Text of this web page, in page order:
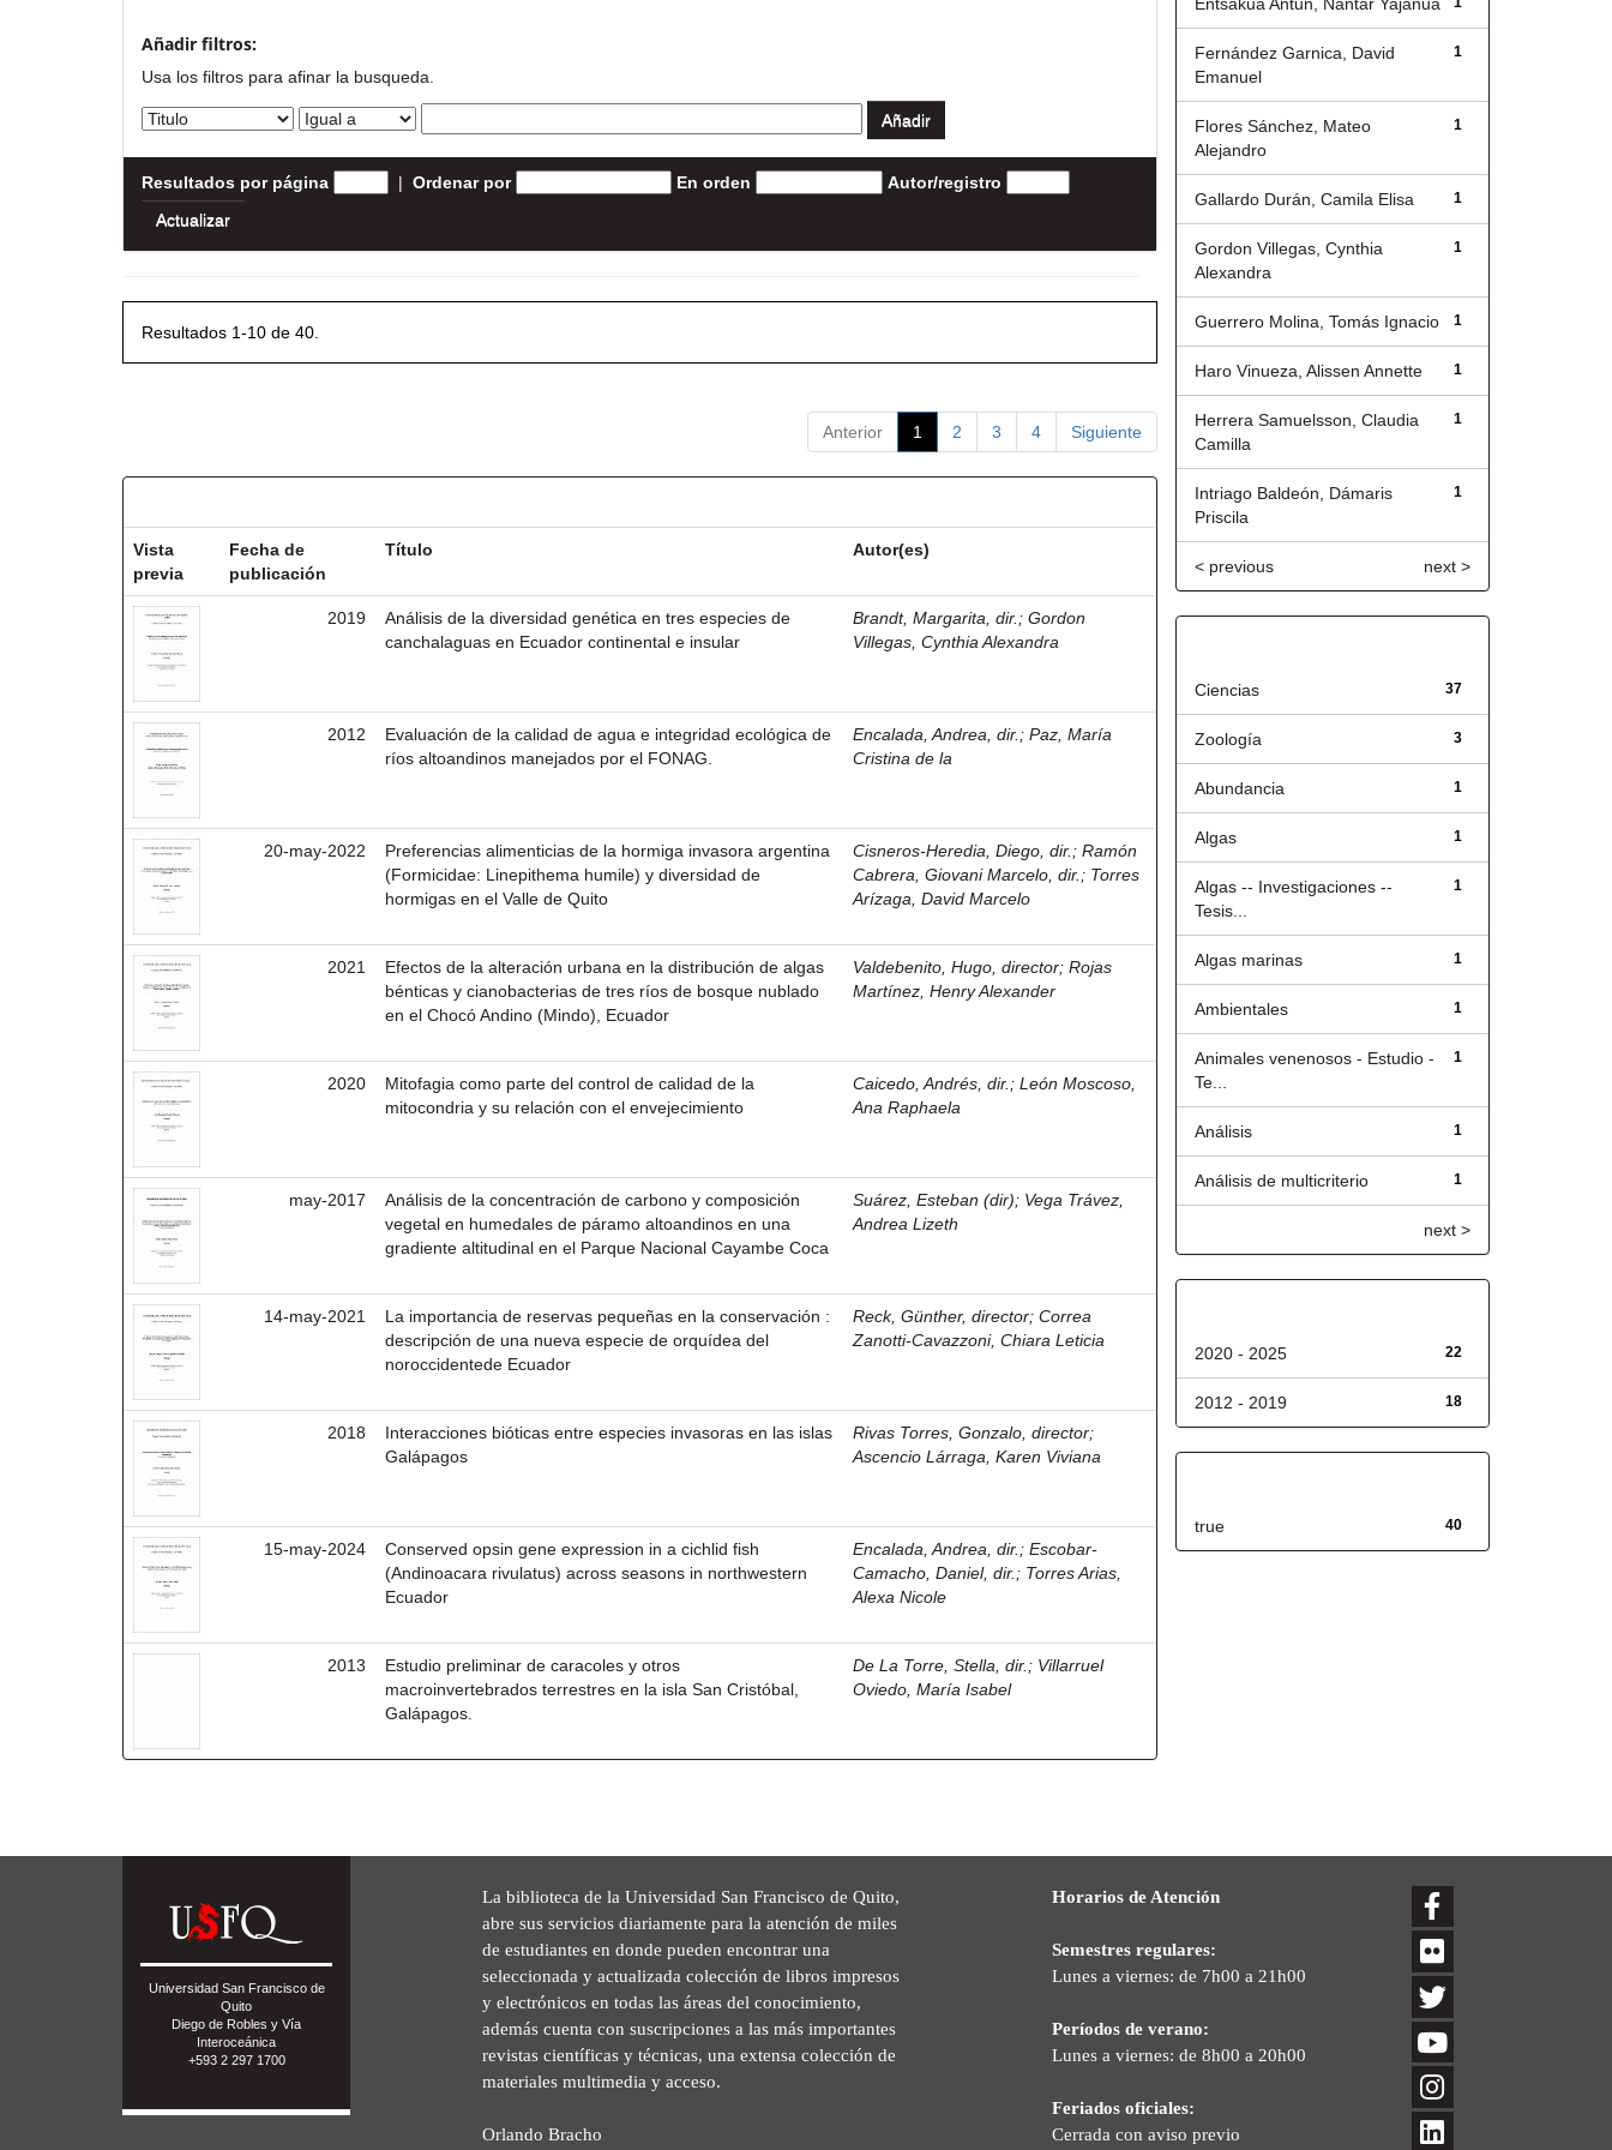
Añadir filtros:
Usa los filtros para afinar la busqueda.
Resultados por página | Ordenar por En orden Autor/registro
Resultados 1-10 de 40.
Anterior 1 2 3 4 Siguiente
Vista
previa
Fecha de
publicación
Título Autor(es)
2019
Análisis de la diversidad genética en tres especies de
canchalaguas en Ecuador continental e insular
Brandt, Margarita, dir. ;Gordon
Villegas, Cynthia Alexandra
2012
Evaluación de la calidad de agua e integridad ecológica de
ríos altoandinos manejados por el FONAG.
Encalada, Andrea, dir. ;Paz, María
Cristina de la
20-may-2022
Preferencias alimenticias de la hormiga invasora argentina
(Formicidae: Linepithema humile) y diversidad de
hormigas en el Valle de Quito
Cisneros-Heredia, Diego, dir. ;Ramón
Cabrera, Giovani Marcelo, dir. ; Torres
Arízaga, David Marcelo
2021
Efectos de la alteración urbana en la distribución de algas
bénticas y cianobacterias de tres ríos de bosque nublado
en el Chocó Andino (Mindo), Ecuador
Valdebenito, Hugo, director;Rojas
Martínez, Henry Alexander
2020
Mitofagia como parte del control de calidad de la
mitocondria y su relación con el envejecimiento
Caicedo, Andrés, dir. ;León Moscoso,
Ana Raphaela
may-2017
Análisis de la concentración de carbono y composición
vegetal en humedales de páramo altoandinos en una
gradiente altitudinal en el Parque Nacional Cayambe Coca
Suárez, Esteban (dir); Vega Trávez,
Andrea Lizeth
14-may-2021
La importancia de reservas pequeñas en la conservación :
descripción de una nueva especie de orquídea del
noroccidentede Ecuador
Reck, Günther, director;Correa
Zanotti-Cavazzoni, Chiara Leticia
2018
Interacciones bióticas entre especies invasoras en las islas
Galápagos
Rivas Torres, Gonzalo, director;
Ascencio Lárraga, Karen Viviana
15-may-2024
Conserved opsin gene expression in a cichlid fish
(Andinoacara rivulatus) across seasons in northwestern
Ecuador
Encalada, Andrea, dir. ;Escobar-
Camacho, Daniel, dir. ; Torres Arias,
Alexa Nicole
2013
Estudio preliminar de caracoles y otros
macroinvertebrados terrestres en la isla San Cristóbal,
Galápagos.
De La Torre, Stella, dir. ; Villarruel
Oviedo, María Isabel
1
Fernández Garnica, David
Emanuel
1
Flores Sánchez, Mateo
Alejandro
1
Gallardo Durán, Camila Elisa
1
Gordon Villegas, Cynthia
Alexandra
1
Guerrero Molina, Tomás Ignacio
1
Haro Vinueza, Alissen Annette
1
Herrera Samuelsson, Claudia
Camilla
1
Intriago Baldeón, Dámaris
Priscila
< previous next >
37
Ciencias
3
Zoología
1
Abundancia
1
Algas
1
Algas -- Investigaciones --
Tesis...
1
Algas marinas
1
Ambientales
1
Animales venenosos - Estudio -
Te...
1
Análisis
1
Análisis de multicriterio
next >
22
2020 - 2025
18
2012 - 2019
40
true
Universidad San Francisco de
Quito
Diego de Robles y Vía
Interoceánica
+593 2 297 1700
La biblioteca de la Universidad San Francisco de Quito,
abre sus servicios diariamente para la atención de miles
de estudiantes en donde pueden encontrar una
seleccionada y actualizada colección de libros impresos
y electrónicos en todas las áreas del conocimiento,
además cuenta con suscripciones a las más importantes
revistas científicas y técnicas, una extensa colección de
materiales multimedia y acceso.
Orlando Bracho
Horarios de Atención
Semestres regulares:
Lunes a viernes: de 7h00 a 21h00
Períodos de verano:
Lunes a viernes: de 8h00 a 20h00
Feriados oficiales:
Cerrada con aviso previo